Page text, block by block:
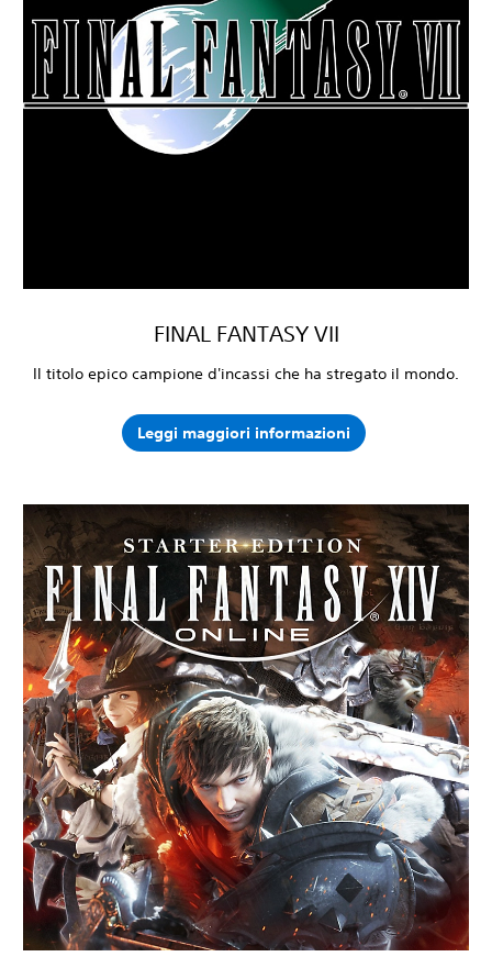
FINAL FANTASY VII
Il titolo epico campione d'incassi che ha stregato il mondo.
Leggi maggiori informazioni